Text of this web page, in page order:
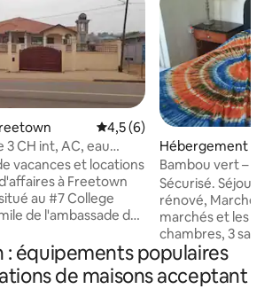
Évaluation moyenne sur la
4,5 (6)
3 CH int, AC, eau
vacances et locations
à Freetown
au #7 College
de l'ambassade des
Size et un lit King
salle à manger, un
cuisine
Hébergement ⋅
Bambou vert –
Sécurisé. Séjour
rénové, Marche
marchés et les
chambres, 3
manger rm
répondre aux
ville. 2min. en voiture du haut-
: équipements populaires
de maisons acceptant